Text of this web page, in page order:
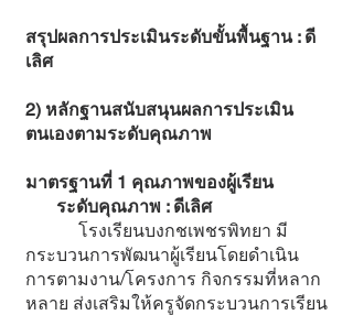
สรุปผลการประเมินระดับขั้นพื้นฐาน : ดี
เลิศ
2) หลักฐานสนับสนุนผลการประเมิน
ตนเองตามระดับคุณภาพ
มาตรฐานที่ 1 คุณภาพของผู้เรียน
ระดับคุณภาพ : ดีเลิศ
โรงเรียนบงกชเพชรพิทยา มี
กระบวนการพัฒนาผู้เรียนโดยดำเนิน
การตามงาน/โครงการ กิจกรรมที่หลาก
หลาย ส่งเสริมให้ครูจัดกระบวนการเรียน